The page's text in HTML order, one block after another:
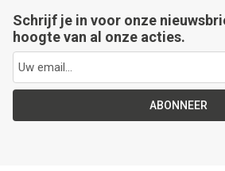
Schrijf je in voor onze
hoogte van al onze acties.
ABONNEER